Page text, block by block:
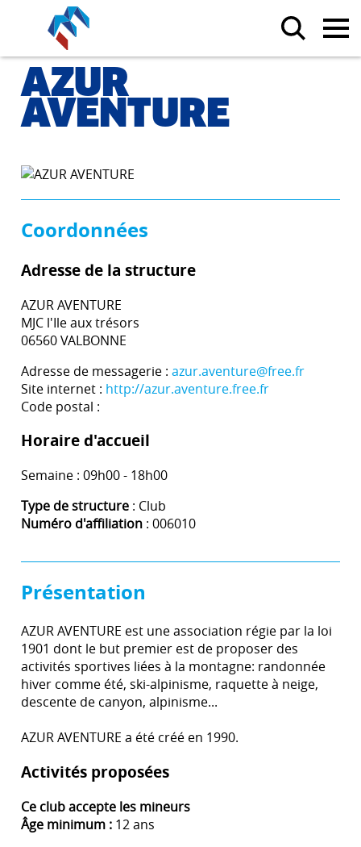
AZUR
AVENTURE
Coordonnées
Adresse de la structure
AZUR AVENTURE
MJC l'Ile aux trésors
06560 VALBONNE
Adresse de messagerie : azur.aventure@free.fr
Site internet : http://azur.aventure.free.fr
Code postal :
Horaire d'accueil
Semaine : 09h00 - 18h00
Type de structure : Club
Numéro d'affiliation : 006010
Présentation
AZUR AVENTURE est une association régie par la loi
1901 dont le but premier est de proposer des
activités sportives liées à la montagne: randonnée
hiver comme été, ski-alpinisme, raquette à neige,
descente de canyon, alpinisme...
AZUR AVENTURE a été créé en 1990.
Activités proposées
Ce club accepte les mineurs
Âge minimum : 12 ans